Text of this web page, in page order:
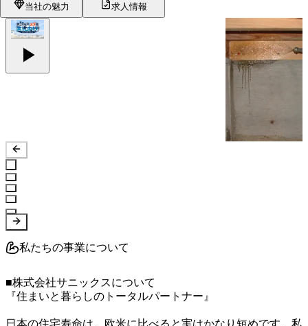
当社の魅力 求人情報
私たちの事業について
■株式会社サニックスについて
『住まいと暮らしのトータルパートナー』